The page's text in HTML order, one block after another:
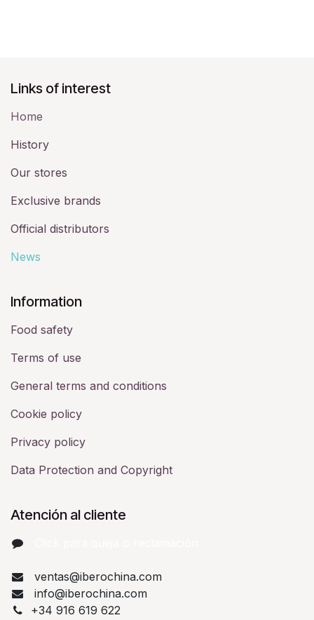
Links of interest
Home
History​
Our stores
Exclusive brands
Official distributors
News
​Information
Food safety
Terms of use
General terms and conditions
Cookie policy
Privacy policy
Data Protection and Copyright
Atención al cliente
ventas@iberochina.com
info@iberochina.com
+34 916 619 622